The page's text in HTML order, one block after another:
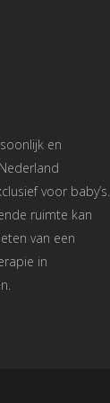
en
voor baby’s.
ruimte kan
van een
in